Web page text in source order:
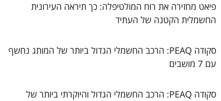
פיאט מחזירה את רוח המולטיפלה: כך תיראה העירונית
החשמלית הקטנה של העתיד
סקודה PEAQ: הרכב החשמלי הגדול ביותר של המותג נחשף
עם 7 מושבים
סקודה PEAQ: הרכב החשמלי הגדול והיוקרתי ביותר של